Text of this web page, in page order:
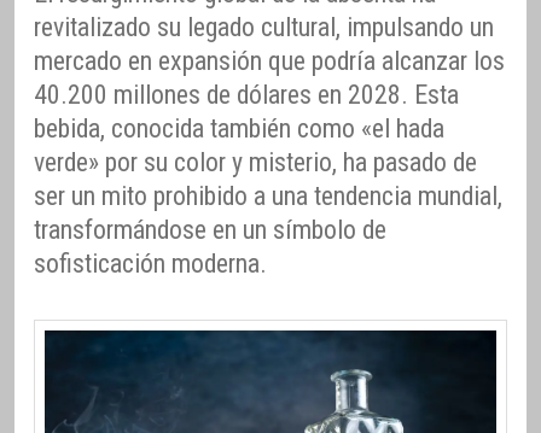
revitalizado su legado cultural, impulsando un
mercado en expansión que podría alcanzar los
40.200 millones de dólares en 2028. Esta
bebida, conocida también como «el hada
verde» por su color y misterio, ha pasado de
ser un mito prohibido a una tendencia mundial,
transformándose en un símbolo de
sofisticación moderna.